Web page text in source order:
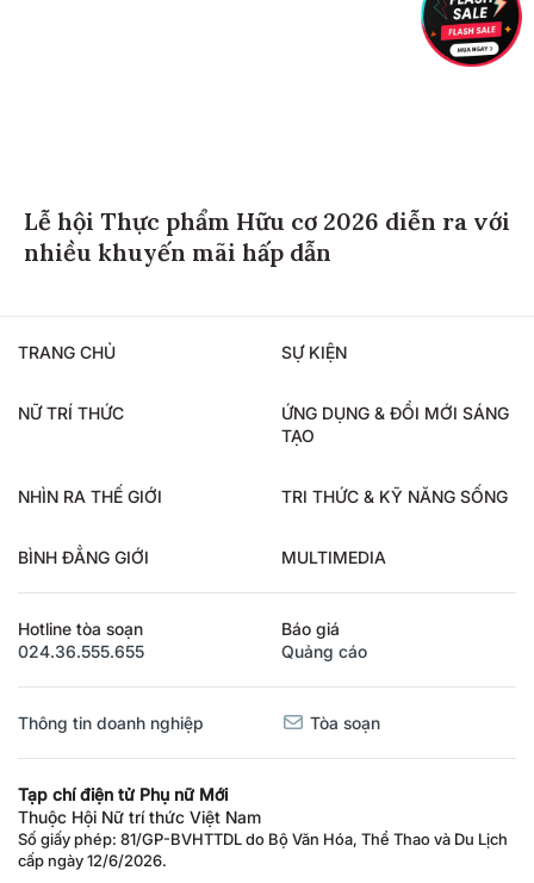
Lễ hội Thực phẩm Hữu cơ 2026 diễn ra với
nhiều khuyến mãi hấp dẫn
TRANG CHỦ SỰ KIỆN
NỮ TRÍ THỨC
ỨNG DỤNG & ĐỔI MỚI SÁNG
TẠO
NHÌN RA THẾ GIỚI TRI THỨC & KỸ NĂNG SỐNG
BÌNH ĐẲNG GIỚI MULTIMEDIA
Hotline tòa soạn
024.36.555.655
Báo giá
Quảng cáo
Thông tin doanh nghiệp Tòa soạn
Tạp chí điện tử Phụ nữ Mới
Thuộc Hội Nữ trí thức Việt Nam
Số giấy phép: 81/GP-BVHTTDL do Bộ Văn Hóa, Thể Thao và Du Lịch
cấp ngày 12/6/2026.